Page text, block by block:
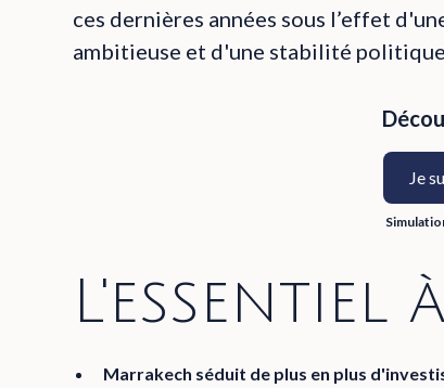
ces dernières années sous l’effet
ambitieuse et d'une stabilité
Je
L'essentiel
Marrakech séduit de plus en plus